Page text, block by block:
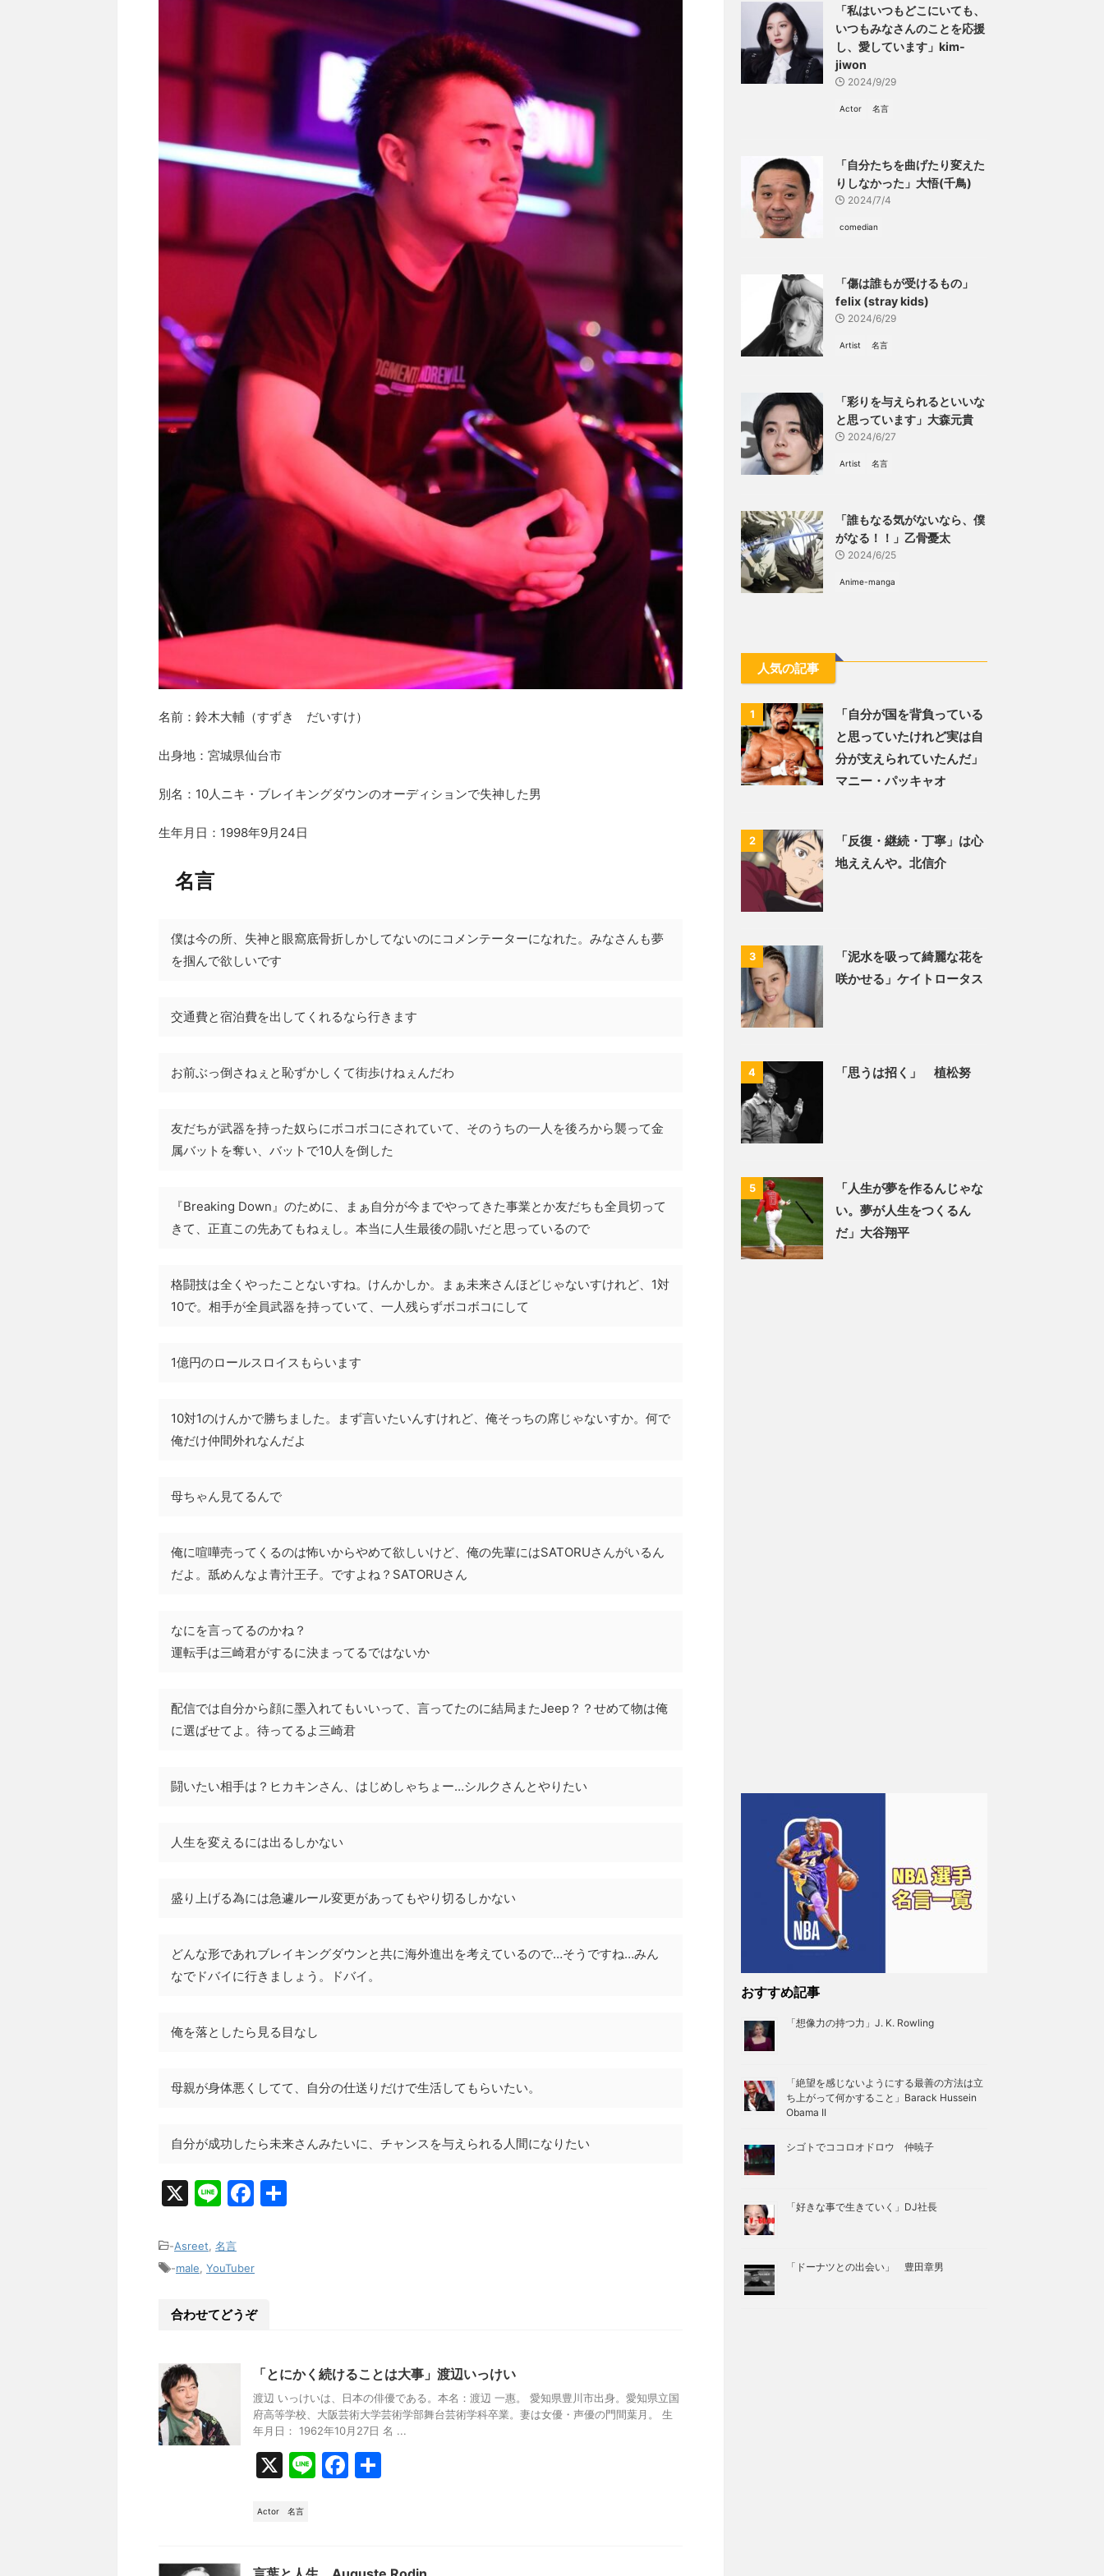
名前：鈴木大輔（すずき だいすけ）
出身地：宮城県仙台市
別名：10人ニキ・ブレイキングダウンのオーディションで失神した男
生年月日：1998年9月24日
名言
僕は今の所、失神と眼窩底骨折しかしてないのにコメンテーターになれた。みなさんも夢
を掴んで欲しいです
交通費と宿泊費を出してくれるなら行きます
お前ぶっ倒さねぇと恥ずかしくて街歩けねぇんだわ
友だちが武器を持った奴らにボコボコにされていて、そのうちの一人を後ろから襲って金
属バットを奪い、バットで10人を倒した
『Breaking Down』のために、まぁ自分が今までやってきた事業とか友だちも全員切って
きて、正直この先あてもねぇし。本当に人生最後の闘いだと思っているので
格闘技は全くやったことないすね。けんかしか。まぁ未来さんほどじゃないすけれど、1対
10で。相手が全員武器を持っていて、一人残らずボコボコにして
1億円のロールスロイスもらいます
10対1のけんかで勝ちました。まず言いたいんすけれど、俺そっちの席じゃないすか。何で
俺だけ仲間外れなんだよ
母ちゃん見てるんで
俺に喧嘩売ってくるのは怖いからやめて欲しいけど、俺の先輩にはSATORUさんがいるん
だよ。舐めんなよ青汁王子。ですよね？SATORUさん
なにを言ってるのかね？
運転手は三崎君がするに決まってるではないか
配信では自分から顔に墨入れてもいいって、言ってたのに結局またJeep？？せめて物は俺
に選ばせてよ。待ってるよ三崎君
闘いたい相手は？ヒカキンさん、はじめしゃちょー…シルクさんとやりたい
人生を変えるには出るしかない
盛り上げる為には急遽ルール変更があってもやり切るしかない
どんな形であれブレイキングダウンと共に海外進出を考えているので…そうですね…みん
なでドバイに行きましょう。ドバイ。
俺を落としたら見る目なし
母親が身体悪くしてて、自分の仕送りだけで生活してもらいたい。
自分が成功したら未来さんみたいに、チャンスを与えられる人間になりたい
X
Li
e
F
e
o
k
-Asreet 名言
-male YouTuber
合わせてどうぞ
「とにかく続けることは大事」渡辺いっけい
渡辺 いっけいは、日本の俳優である。本名：渡辺 一惠。 愛知県豊川市出身。愛知県立国
府高等学校、大阪芸術大学芸術学部舞台芸術学科卒業。妻は女優・声優の門間葉月。 生
年月日： 1962年10月27日 名 ...
X
Li F
b
Actor 名言
「私はいつもどこにいても、
いつもみなさんのことを応援
し、愛しています」kim-
jiwon
2024/9/29
Actor 名言
「自分たちを曲げたり変えた
りしなかった」大悟(千鳥)
2024/7/4
comedian
「傷は誰もが受けるもの」
felix (stray kids)
2024/6/29
Artist 名言
「彩りを与えられるといいな
と思っています」大森元貴
2024/6/27
Artist 名言
「誰もなる気がないなら、僕
がなる！！」乙骨憂太
2024/6/25
Anime-manga
人気の記事
1
「自分が国を背負っている
と思っていたけれど実は自
分が支えられていたんだ」
マニー・パッキャオ
2
「反復・継続・丁寧」は心
地ええんや。北信介
3
「泥水を吸って綺麗な花を
咲かせる」ケイトロータス
4 「思うは招く」 植松努
5
「人生が夢を作るんじゃな
い。夢が人生をつくるん
だ」大谷翔平
おすすめ記事
「想像力の持つ力」J. K. Rowling
「絶望を感じないようにする最善の方法は立
ち上がって何かすること」Barack Hussein
Obama II
シゴトでココロオドロウ 仲暁子
「好きな事で生きていく」DJ社長
「ドーナツとの出会い」 豊田章男